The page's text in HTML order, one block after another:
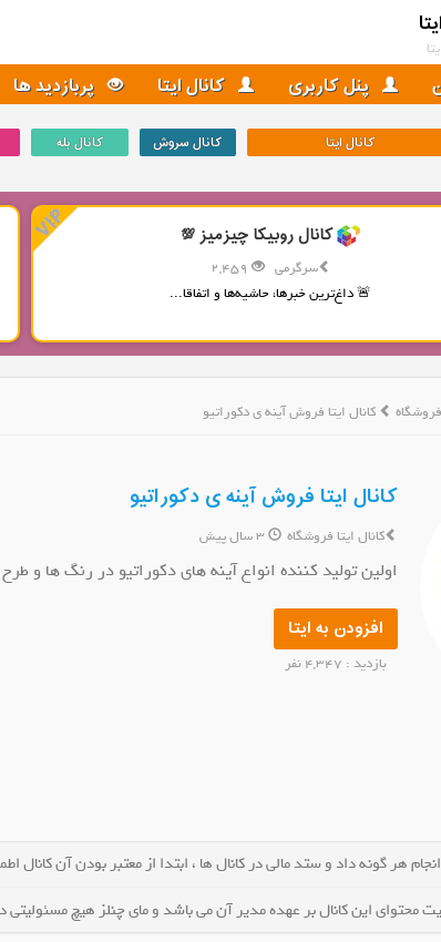
پنل کاربری کانال ایتا پربازدید ها
کانال ایتا کانال سروش کانال بله
کانال روبیکا چیزمیز 💯
سرگرمی
🚨 داغ‌ترین خبرها، حاشیه‌ها و اتفاقا...
فروشگاه کانال ایتا فروش آینه ی دکوراتیو
کانال ایتا فروش آینه ی دکوراتیو
کانال ایتا فروشگاه 3 سال پیش
اولین تولید کننده انواع آینه های دکوراتیو در رنگ ها و
افزودن به ایتا
بازدید : 4,347 نفر
هر گونه داد و ستد مالی در کانال ها ، ابتدا از معتبر بودن آن کانال
محتوای این کانال بر عهده مدیر آن می باشد و مای چنلز هیچ مسئولیتی
کانال ایتا دنیای عکس
عضو کانال شوید